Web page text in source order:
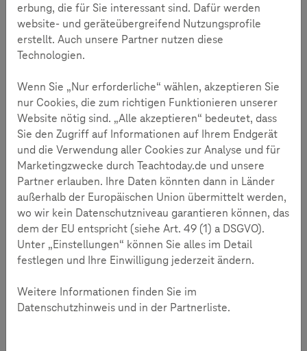
212
2. Platz "Das ist unser Netz! - To jest nasza siec!"
Aktion Kinder und Jugendschutz in Brandenburg
Beim länderübergreifenden Medienworkshop "Das ist unser
Netz!- To jest nasza siec!" setzten sich deutsche und
polnische Jugendliche mit ihrer Mediennutzung
auseinander. Das Projekt bestand aus einer
Workshopwoche, bei der die Jugendlichen sich mit der
Frage auseinandersetzten, wie sie Medien nutzen und wie
ihr Internet in der Zukunft aussehen sollte.
Video
Durch das Klicken auf "Video starten" wird das entsprechende Youtube-
dessen Daten an Youtube übermittelt werden.
erbung, die für Sie interessant sind. Dafür werden
website- und geräteübergreifend Nutzungsprofile
erstellt. Auch unsere Partner nutzen diese
Technologien.
Wenn Sie „Nur erforderliche“ wählen, akzeptieren Sie
nur Cookies, die zum richtigen Funktionieren unserer
Website nötig sind. „Alle akzeptieren“ bedeutet, dass
Sie den Zugriff auf Informationen auf Ihrem Endgerät
und die Verwendung aller Cookies zur Analyse und für
Marketingzwecke durch Teachtoday.de und unsere
Partner erlauben. Ihre Daten könnten dann in Länder
außerhalb der Europäischen Union übermittelt werden,
wo wir kein Datenschutzniveau garantieren können, das
dem der EU entspricht (siehe Art. 49 (1) a DSGVO).
Unter „Einstellungen“ können Sie alles im Detail
festlegen und Ihre Einwilligung jederzeit ändern.
Weitere Informationen finden Sie im
Datenschutzhinweis und in der Partnerliste.